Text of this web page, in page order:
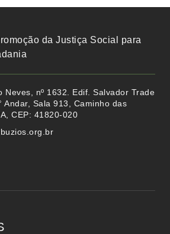
da Justiça Social para
Neves, nº 1632. Edif. Salvador Trade
Andar, Sala 913, Caminho das
CEP: 41820-020